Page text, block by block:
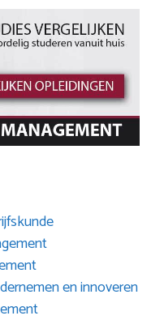
en innoveren